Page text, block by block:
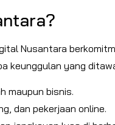
Nusantara
keunggulan yang
maupun bisnis.
dan pekerjaan online.